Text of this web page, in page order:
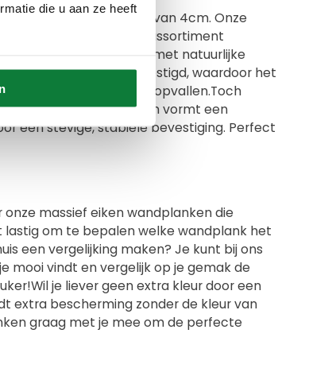
die u aan ze heeft
met een dikte van 4cm. Onze
een uitgebreid assortiment
Scandinavische look, met natuurlijke
constructie bevestigd, waardoor het
eikenhout echt opvallen.Toch
een rustieke charme en vormt een
een stevige, stabiele bevestiging. Perfect
massief eiken wandplanken die
lastig om te bepalen welke wandplank het
een vergelijking maken? Je kunt bij ons
mooi vindt en vergelijk op je gemak de
je liever geen extra kleur door een
extra bescherming zonder de kleur van
graag met je mee om de perfecte